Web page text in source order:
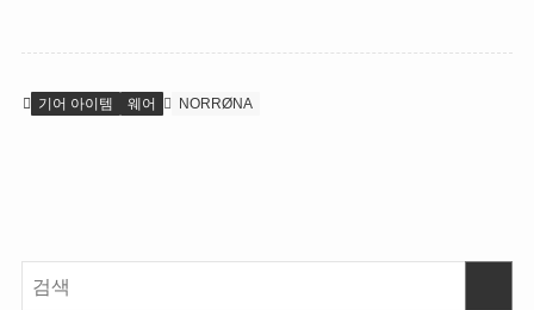
기어 아이템 웨어 NORRØNA